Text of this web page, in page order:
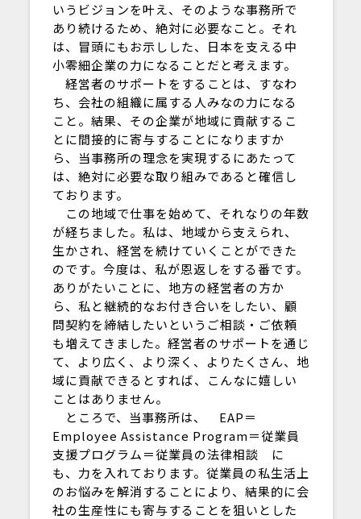
いうビジョンを叶え、そのような事務所で
あり続けるため、絶対に必要なこと。それ
は、冒頭にもお示しした、日本を支える中
小零細企業の力になることだと考えます。
経営者のサポートをすることは、すなわ
ち、会社の組織に属する人みなの力になる
こと。結果、その企業が地域に貢献するこ
とに間接的に寄与することになりますか
ら、当事務所の理念を実現するにあたって
は、絶対に必要な取り組みであると確信し
ております。
この地域で仕事を始めて、それなりの年数
が経ちました。私は、地域から支えられ、
生かされ、経営を続けていくことができた
のです。今度は、私が恩返しをする番です。
ありがたいことに、地方の経営者の方か
ら、私と継続的なお付き合いをしたい、顧
問契約を締結したいというご相談・ご依頼
も増えてきました。経営者のサポートを通じ
て、より広く、より深く、よりたくさん、地
域に貢献できるとすれば、こんなに嬉しい
ことはありません。
ところで、当事務所は、 EAP＝
Employee Assistance Program＝従業員
支援プログラム＝従業員の法律相談 に
も、力を入れております。従業員の私生活上
のお悩みを解消することにより、結果的に会
社の生産性にも寄与することを狙いとした